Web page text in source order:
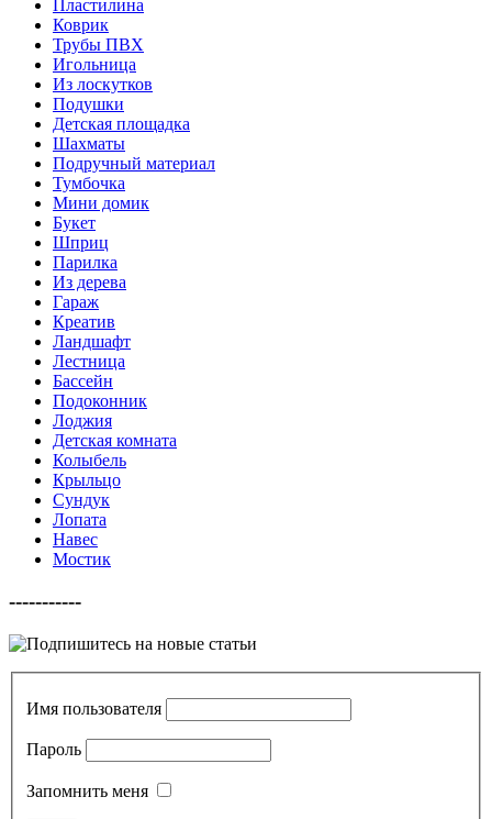
Пластилина
Коврик
Трубы ПВХ
Игольница
Из лоскутков
Подушки
Детская площадка
Шахматы
Подручный материал
Тумбочка
Мини домик
Букет
Шприц
Парилка
Из дерева
Гараж
Креатив
Ландшафт
Лестница
Бассейн
Подоконник
Лоджия
Детская комната
Колыбель
Крыльцо
Сундук
Лопата
Навес
Мостик
-----------
Имя пользователя
Пароль
Запомнить меня